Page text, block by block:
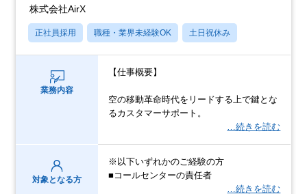
株式会社AirX
正社員採用 職種・業界未経験OK 土日祝休み
業務内容
【仕事概要】
空の移動革命時代をリードする上で鍵とな
るカスタマーサポート。
…続きを読む
対象となる方
※以下いずれかのご経験の方
■コールセンターの責任者
…続きを読む